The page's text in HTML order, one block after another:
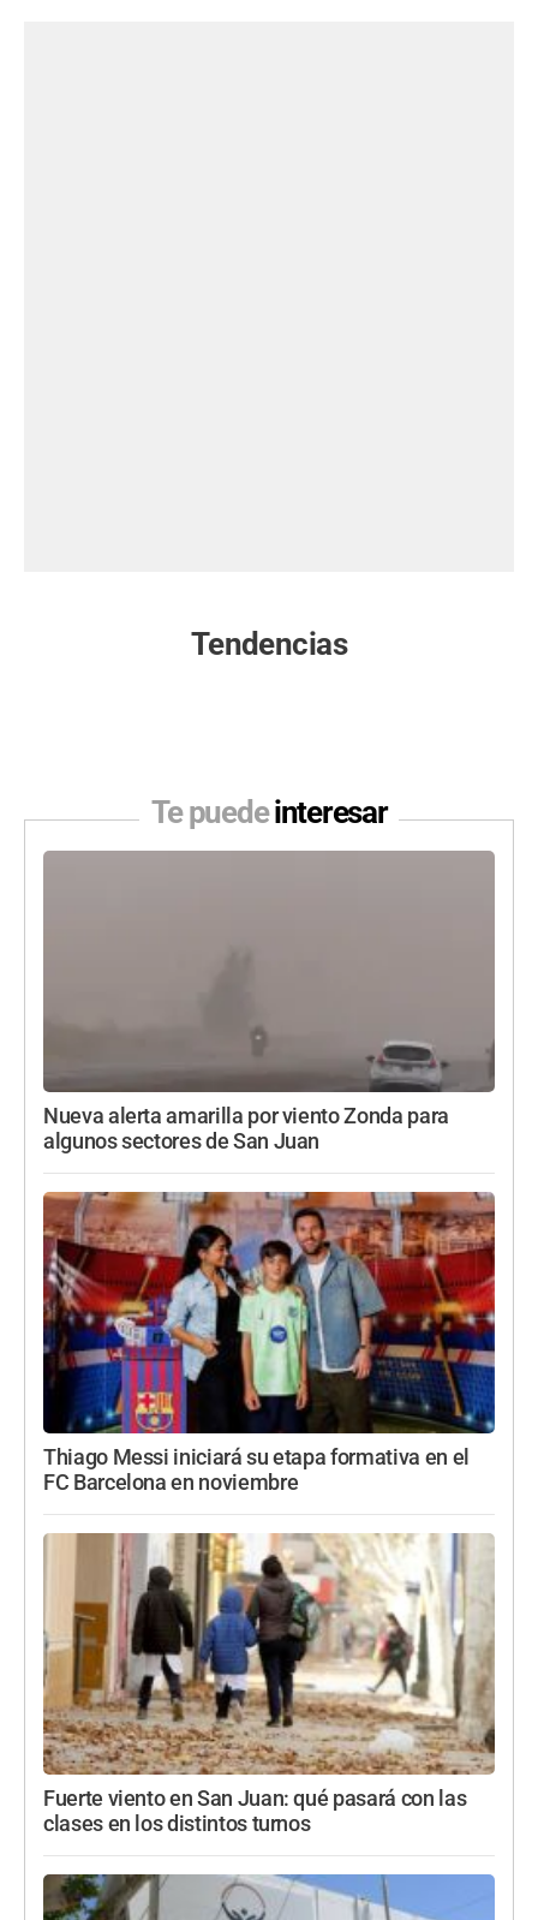
Tendencias
Te puedeinteresar
Nueva alerta amarilla por viento Zonda para
algunos sectores de San Juan
Thiago Messi iniciará su etapa formativa en el
FC Barcelona en noviembre
Fuerte viento en San Juan: qué pasará con las
clases en los distintos turnos